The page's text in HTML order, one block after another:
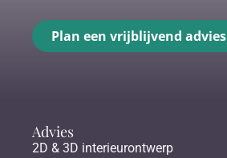
Plan een vrijblijvend advies
Advies
2D & 3D interieurontwerp